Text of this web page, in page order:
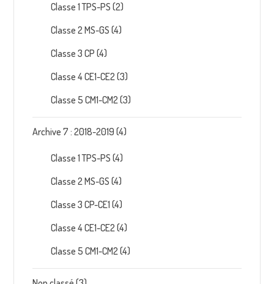
Classe 1 TPS-PS (2)
Classe 2 MS-GS (4)
Classe 3 CP (4)
Classe 4 CE1-CE2(3)
Classe 5 CM1-CM2(3)
Archive 7 : 2018-2019 (4)
Classe 1 TPS-PS (4)
Classe 2 MS-GS (4)
Classe 3 CP-CE1 (4)
Classe 4 CE1-CE2(4)
Classe 5 CM1-CM2(4)